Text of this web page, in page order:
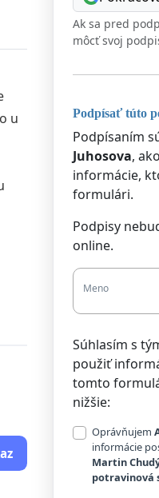
u
Ak sa pred
môcť svoj
Podpísať túto
Podpísaním
Juhosova,
informácie,
formulári.
Podpisy
online.
Meno
Súhlasím s
použiť
tomto
nižšie:
Oprávňujem
informácie
Martin
potravinová